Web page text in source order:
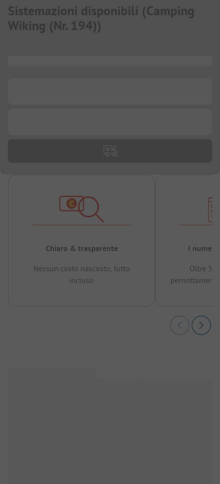
Sistemazioni disponibili (Camping
Wiking (Nr. 194))
Chiaro & trasparente
Nessun costo nascosto, tutto
incluso
I numeri
Oltre